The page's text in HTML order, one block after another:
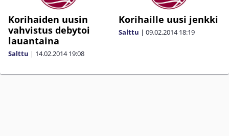
Korihaiden uusin
vahvistus debytoi
lauantaina
Salttu | 14.02.2014 19:08
Korihaille uusi jenkki
Salttu | 09.02.2014 18:19